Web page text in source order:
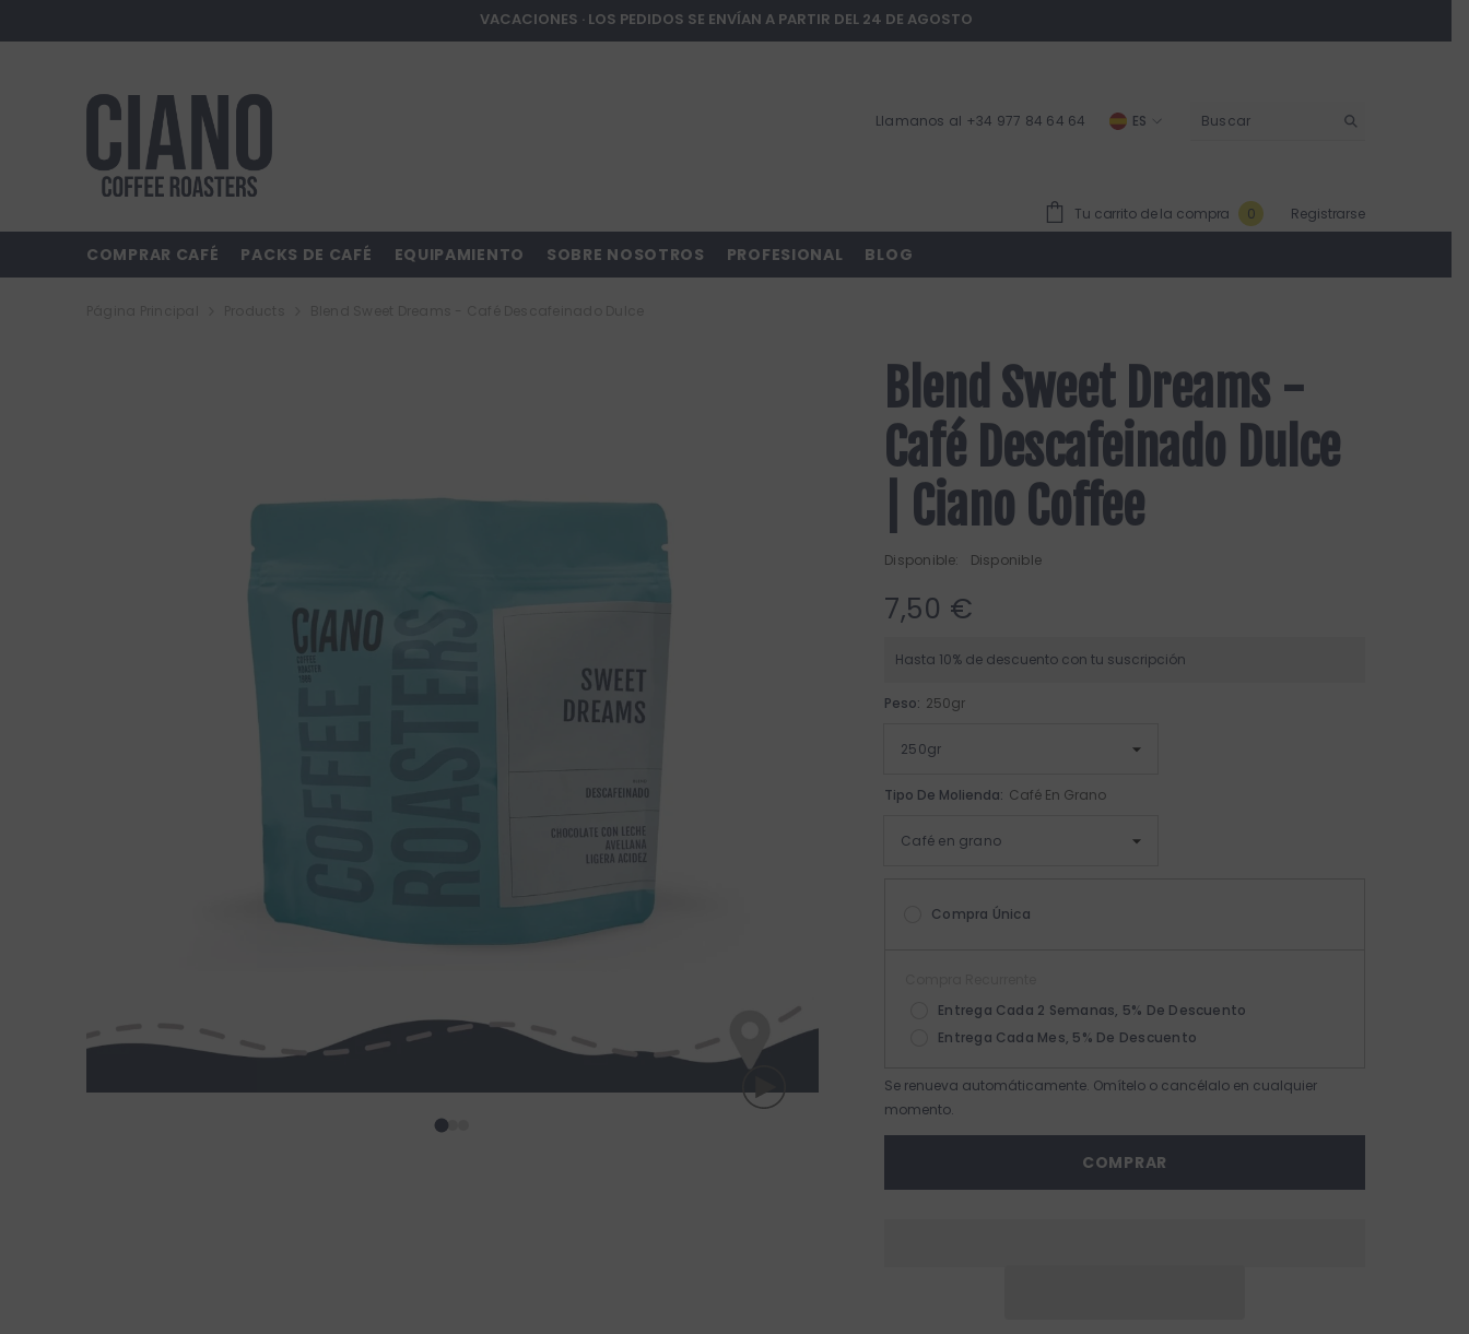
VACACIONES · LOS PEDIDOS SE ENVÍAN A PARTIR DEL 24 DE AGOSTO
Llamanos al +34 977 84 64 64
ES
Tu carrito de la compra
00
items
Registrarse
COMPRAR CAFÉ PACKS DE CAFÉ EQUIPAMIENTO SOBRE NOSOTROS PROFESIONAL BLOG
Blend Sweet Dreams -
Café Descafeinado Dulce
| Ciano Coffee
Disponible: Disponible
7,50 €
Hasta 10% de descuento con tu suscripción
Peso: 250gr
Tipo De Molienda: Café En Grano
Compra Única
Entrega Cada 2 Semanas, 5% De Descuento
Entrega Cada Mes, 5% De Descuento
Se renueva automáticamente. Omítelo o cancélalo en cualquier
momento.
COMPRAR